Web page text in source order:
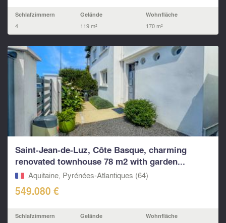
Schlafzimmern
4
Gelände
119 m²
Wohnfläche
170 m²
Saint-Jean-de-Luz, Côte Basque, charming
renovated townhouse 78 m2 with garden...
Aquitaine, Pyrénées-Atlantiques (64)
549.080 €
Schlafzimmern Gelände Wohnfläche